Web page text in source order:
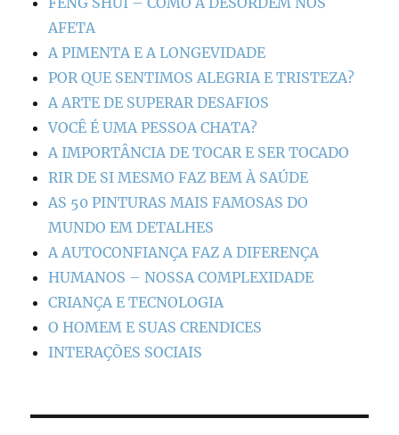
AFETA
A PIMENTA E A LONGEVIDADE
POR QUE SENTIMOS ALEGRIA E TRISTEZA?
A ARTE DE SUPERAR DESAFIOS
VOCÊ É UMA PESSOA CHATA?
A IMPORTÂNCIA DE TOCAR E SER TOCADO
RIR DE SI MESMO FAZ BEM À SAÚDE
AS 50 PINTURAS MAIS FAMOSAS DO
MUNDO EM DETALHES
A AUTOCONFIANÇA FAZ A DIFERENÇA
HUMANOS – NOSSA COMPLEXIDADE
CRIANÇA E TECNOLOGIA
O HOMEM E SUAS CRENDICES
INTERAÇÕES SOCIAIS